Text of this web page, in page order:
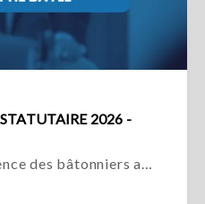
2026 -
des bâtonniers a…